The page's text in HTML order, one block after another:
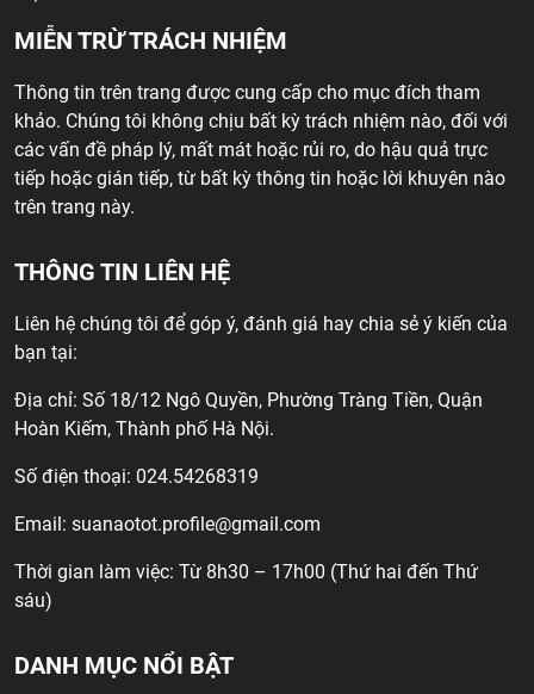
MIỄN TRỪ TRÁCH NHIỆM
Thông tin trên trang được cung cấp cho mục đích tham
khảo. Chúng tôi không chịu bất kỳ trách nhiệm nào, đối với
các vấn đề pháp lý, mất mát hoặc rủi ro, do hậu quả trực
tiếp hoặc gián tiếp, từ bất kỳ thông tin hoặc lời khuyên nào
trên trang này.
THÔNG TIN LIÊN HỆ
Liên hệ chúng tôi để góp ý, đánh giá hay chia sẻ ý kiến của
bạn tại:
Địa chỉ: Số 18/12 Ngô Quyền, Phường Tràng Tiền, Quận
Hoàn Kiếm, Thành phố Hà Nội.
Số điện thoại: 024.54268319
Email: suanaotot.profile@gmail.com
Thời gian làm việc: Từ 8h30 – 17h00 (Thứ hai đến Thứ
sáu)
DANH MỤC NỔI BẬT